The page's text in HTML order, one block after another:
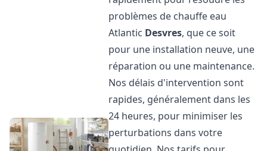
problèmes de chauffe eau
Atlantic Desvres, que ce soit
pour une installation neuve, une
réparation ou une maintenance.
Nos délais d'intervention sont
rapides, généralement dans les
24 heures, pour minimiser les
perturbations dans votre